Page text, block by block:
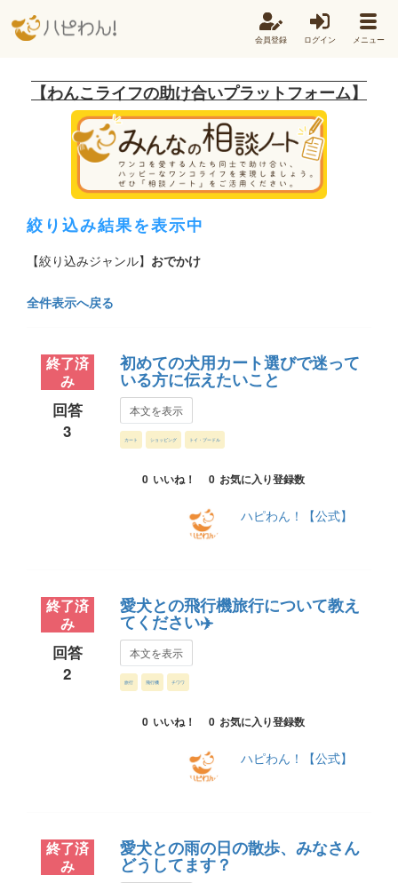
会員登録 ログイン メニュー
【わんこライフの助け合いプラットフォーム】
絞り込み結果を表示中
【絞り込みジャンル】 おでかけ
全件表示へ戻る
終了済
み
回答
3
初めての犬用カート選びで迷って
いる方に伝えたいこと
本文を表示
カート ショッピング トイ・プードル
0 いいね！ 0 お気に入り登録数
ハピわん！【公式】
終了済
み
回答
2
愛犬との飛行機旅行について教え
てください✈️
本文を表示
旅行 飛行機 チワワ
0 いいね！ 0 お気に入り登録数
ハピわん！【公式】
終了済
み
愛犬との雨の日の散歩、みなさん
どうしてます？